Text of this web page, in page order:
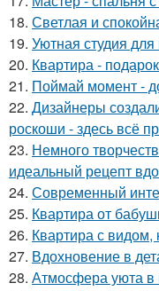
18. Светлая и
19. Уютная студия
20. Квартира -
21. Поймай момент -
22. Дизайнеры
роскоши - здесь всё
23. Немного
идеальный рецепт
24. Современный
25. Квартира от
26. Квартира с видом,
27. Вдохновение в
28. Атмосфера уюта в